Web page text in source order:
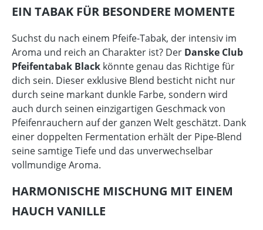
EIN TABAK FÜR BESONDERE MOMENTE
Suchst du nach einem Pfeife-Tabak, der intensiv im
Aroma und reich an Charakter ist? Der Danske Club
Pfeifentabak Black könnte genau das Richtige für
dich sein. Dieser exklusive Blend besticht nicht nur
durch seine markant dunkle Farbe, sondern wird
auch durch seinen einzigartigen Geschmack von
Pfeifenrauchern auf der ganzen Welt geschätzt. Dank
einer doppelten Fermentation erhält der Pipe-Blend
seine samtige Tiefe und das unverwechselbar
vollmundige Aroma.
HARMONISCHE MISCHUNG MIT EINEM
HAUCH VANILLE